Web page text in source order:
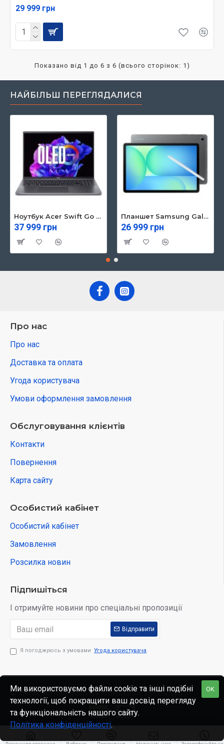
29 999 грн
Показано від 1 до 6 з 6 (всього сторінок: 1)
НАЙБІЛЬШ ПЕРЕГЛЯДАЛИСЯ
Ноутбук Acer Swift Go 16 SFG16-71 (NX.KVZEU.003)
37 999 грн
Планшет Samsung Galaxy Tab S10 FE 5G 8/128GB Gray (SM-X526BZAREUC)
26 999 грн
Про нас
Про нас
Доставка та оплата
Угода користувача
Умови оформлення замовлення
Обслуговування клієнтів
Контакти
Повернення
Карта сайту
Особистий кабінет
Особистий кабінет
Замовлення
Розсилка новин
Підпишіться
І отримуйте новини про спеціальні пропозиції
Відправити
Я погоджуюсь з умовами Угода користувача
© Интернет-магазин www.skidka.ua, 2012-2025. OK
Ми використовуємо файли cookie та інші подібні
технології, щоб покращити ваш досвід перегляду
та функціональність нашого сайту.
Політика конфіденційності.